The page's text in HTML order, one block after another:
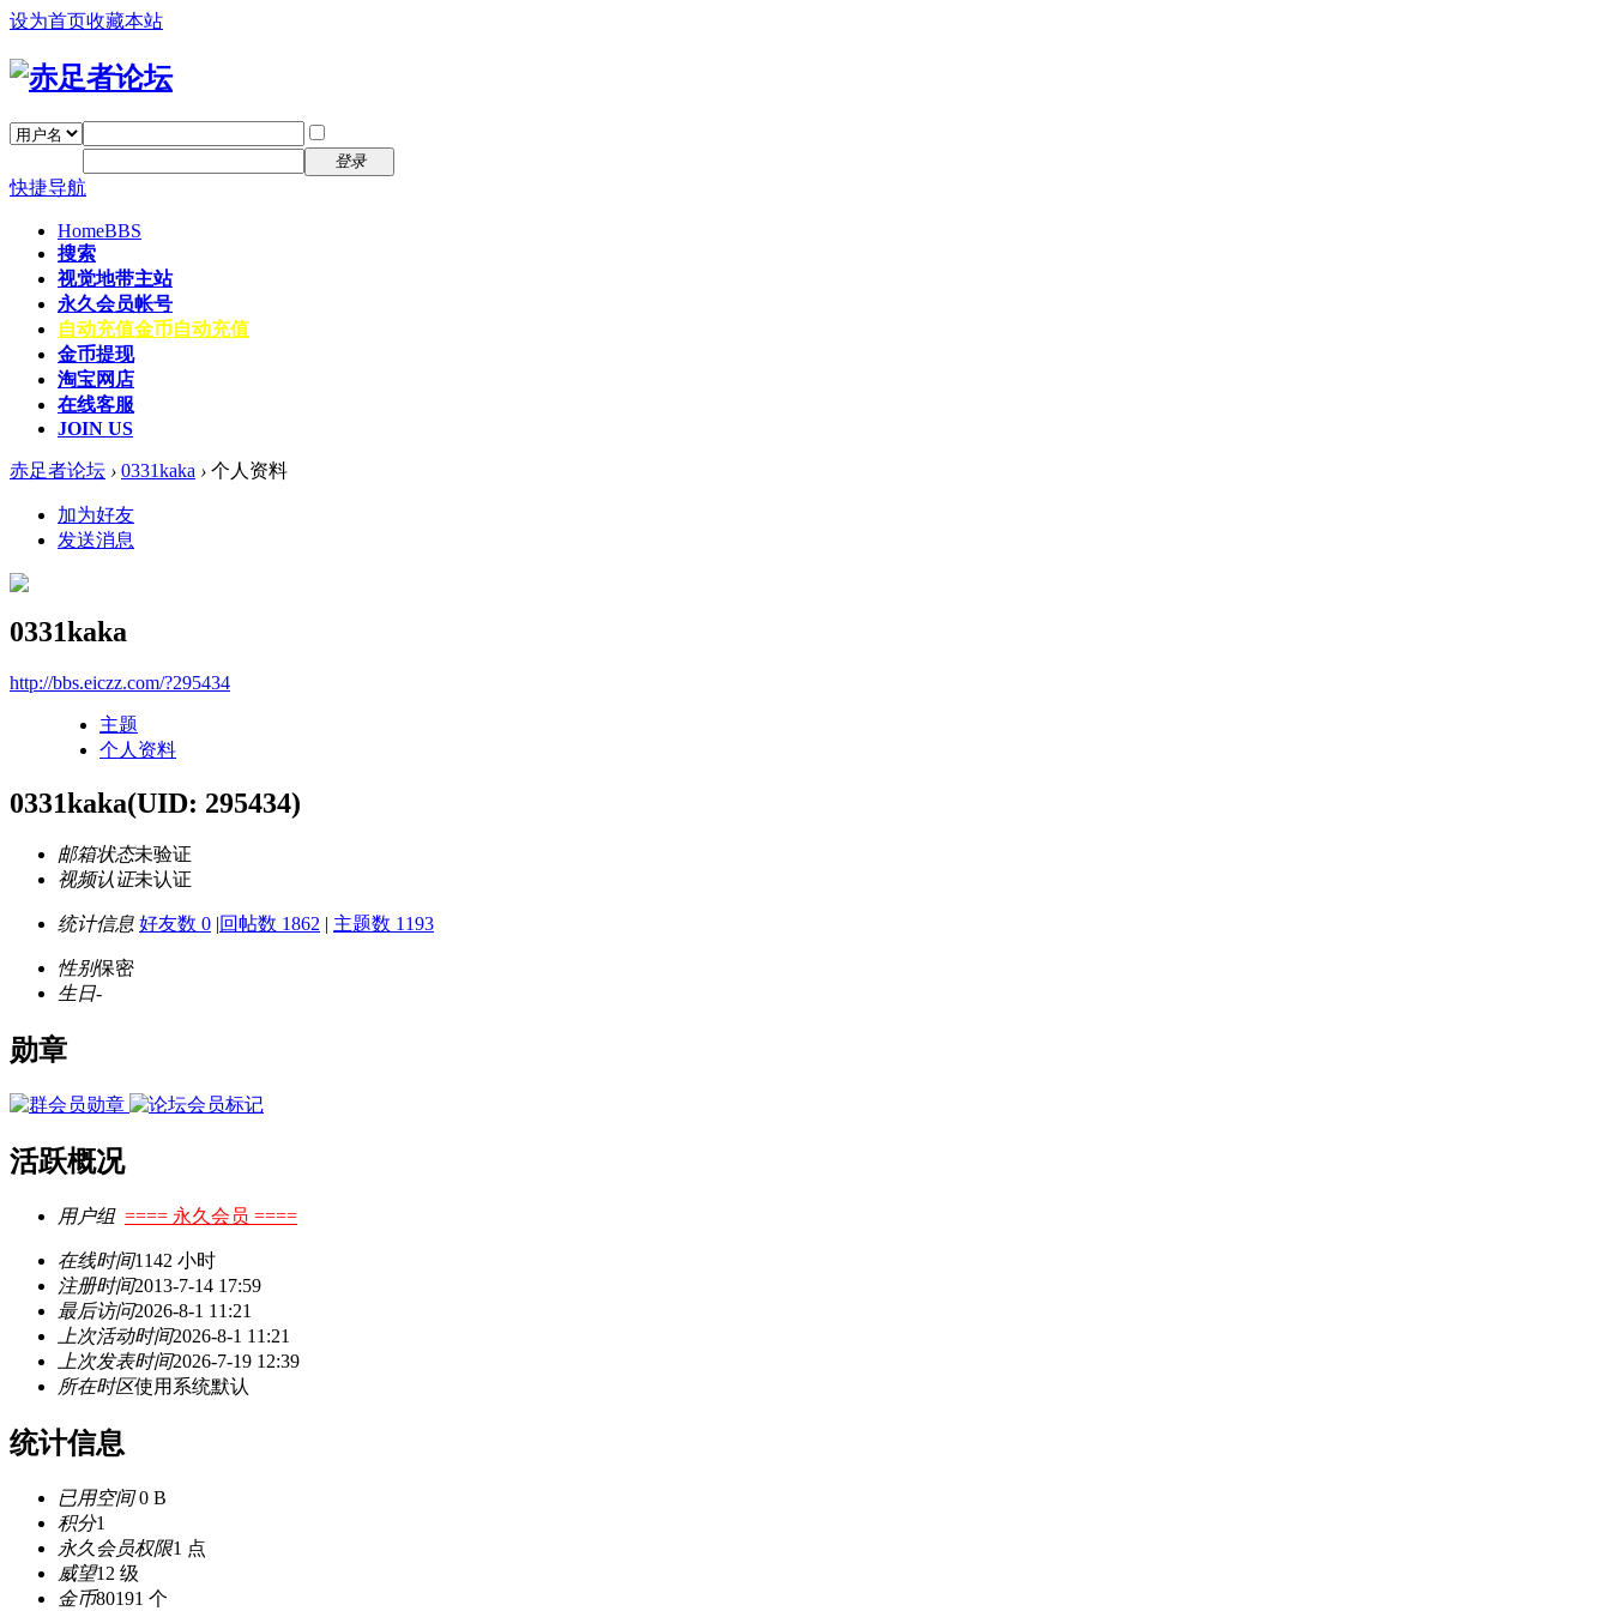
设为首页收藏本站
登录
快捷导航
HomeBBS
搜索
视觉地带主站
永久会员帐号
自动充值金币自动充值
金币提现
淘宝网店
在线客服
JOIN US
赤足者论坛 › 0331kaka › 个人资料
加为好友
发送消息
0331kaka
http://bbs.eiczz.com/?295434
主题
个人资料
0331kaka(UID: 295434)
邮箱状态未验证
视频认证未认证
统计信息 好友数 0 |回帖数 1862 | 主题数 1193
性别保密
生日-
勋章
活跃概况
用户组 ==== 永久会员 ====
在线时间1142 小时
注册时间2013-7-14 17:59
最后访问2026-8-1 11:21
上次活动时间2026-8-1 11:21
上次发表时间2026-7-19 12:39
所在时区使用系统默认
统计信息
已用空间0 B
积分1
永久会员权限1 点
威望12 级
金币80191 个